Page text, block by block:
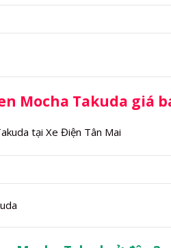
Mocha Takuda giá
tại Xe Điện Tân Mai